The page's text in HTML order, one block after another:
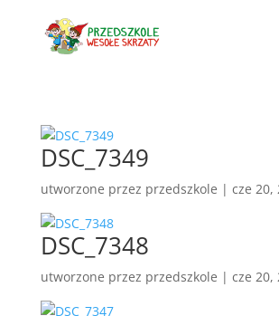
DSC_7349
utworzone przez przedszkole | cze 20,
DSC_7348
utworzone przez przedszkole | cze 20,